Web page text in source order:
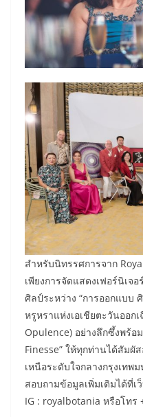
สำหรับนิทรรศการจาก
เพียงการจัดแสดงเฟอร์นิเจ
ศิลป์ระหว่าง “การออกแบบ
หรูหราแห่งเอเชียตะวันออก
Opulence) อย่างลึกซึ้งพร้
Finesse” ให้ทุกท่านได้สัมผั
เหนือระดับใจกลางกรุงเทพ
สอบถามข้อมูลเพิ่มเติมได้ที่เ
IG : royalbotania หรือโทร